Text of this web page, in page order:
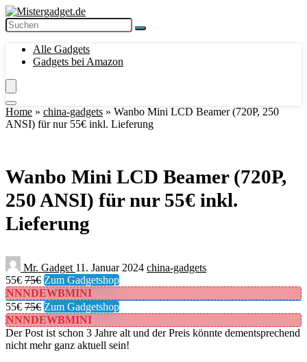
Alle Gadgets
Gadgets bei Amazon
Home » china-gadgets » Wanbo Mini LCD Beamer (720P, 250
ANSI) für nur 55€ inkl. Lieferung
Wanbo Mini LCD Beamer (720P,
250 ANSI) für nur 55€ inkl.
Lieferung
Mr. Gadget 11. Januar 2024 china-gadgets
55€ 75€ Zum Gadgetshop
NNNDEWBMINI
55€ 75€ Zum Gadgetshop
NNNDEWBMINI
Der Post ist schon 3 Jahre alt und der Preis könnte dementsprechend
nicht mehr ganz aktuell sein!